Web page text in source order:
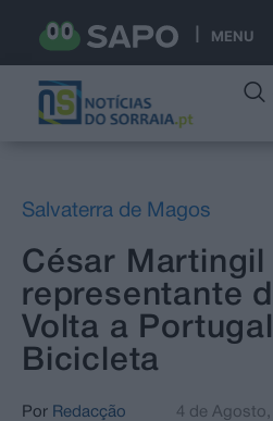
MENU
Salvaterra de Magos
César Martingil
representante
Volta a
Bicicleta
Por Redacção 4 de Agosto,